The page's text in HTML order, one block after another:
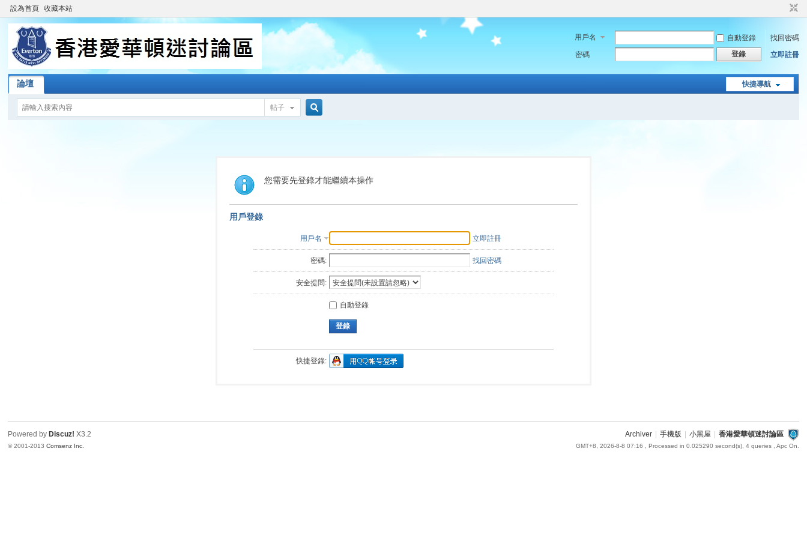
設為首頁 收藏本站
用戶名 自動登錄
找回密碼
密碼
登錄 立即註冊
快捷導航
論壇
帖子
索
您需要先登錄才能繼續本操作
用戶登錄
用戶名 立即註冊
密碼: 找回密碼
安全提問:
自動登錄
登錄
快捷登錄:
Archiver 手機版 小黑屋 香港愛華頓迷討論區
GMT+8, 2026-8-8 07:16 , Processed in 0.025290 second(s), 4 queries , Apc On.
Powered by Discuz! X3.2
© 2001-2013Comsenz Inc.